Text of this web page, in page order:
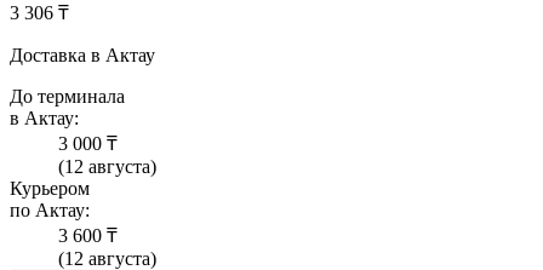
3 306 ₸
Доставка в Актау
До терминала
в Актау:
3 000 ₸
(12 августа)
Курьером
по Актау:
3 600 ₸
(12 августа)